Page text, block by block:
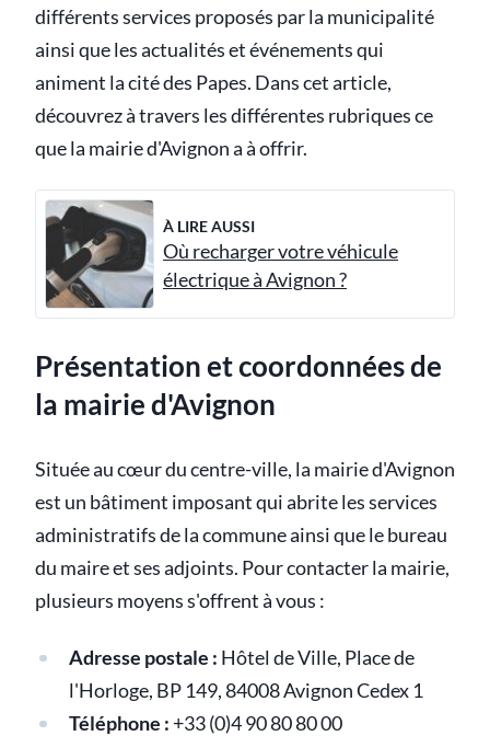
différents services proposés par la municipalité
ainsi que les actualités et événements qui
animent la cité des Papes. Dans cet article,
découvrez à travers les différentes rubriques ce
que la mairie d'Avignon a à offrir.
À LIRE AUSSI
Où recharger votre véhicule
électrique à Avignon ?
Présentation et coordonnées de
la mairie d'Avignon
Située au cœur du centre-ville, la mairie d'Avignon
est un bâtiment imposant qui abrite les services
administratifs de la commune ainsi que le bureau
du maire et ses adjoints. Pour contacter la mairie,
plusieurs moyens s'offrent à vous :
Adresse postale : Hôtel de Ville, Place de
l'Horloge, BP 149, 84008 Avignon Cedex 1
Téléphone : +33 (0)4 90 80 80 00